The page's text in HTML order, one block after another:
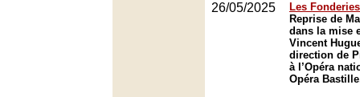
26/05/2025
Les
Reprise de
dans la mise
Vincent
direction de
à l’Opéra
Opéra